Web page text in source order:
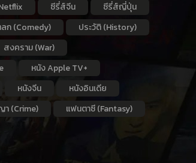
ซีรี่ส์จีน
ซีรี่ส์ญี่ปุ่น
ก (Comedy)
ประวัติ (History)
สงคราม (War)
หนัง Apple TV+
หนังจีน
หนังอินเดีย
า (Crime)
แฟนตาซี (Fantasy)